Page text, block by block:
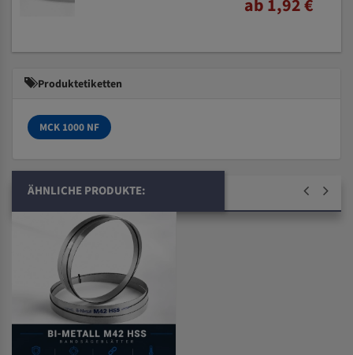
ab 1,92 €
Produktetiketten
MCK 1000 NF
ÄHNLICHE PRODUKTE: